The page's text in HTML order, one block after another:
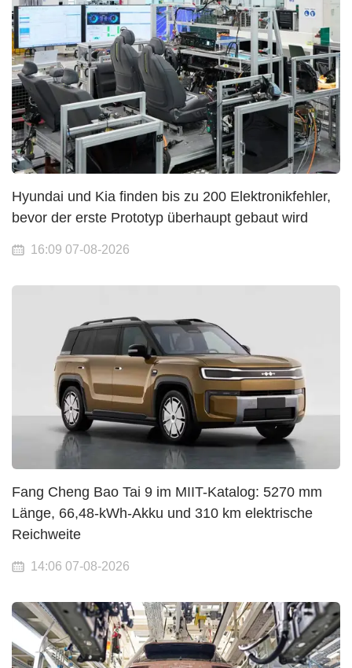
Hyundai und Kia finden bis zu 200 Elektronikfehler,
bevor der erste Prototyp überhaupt gebaut wird
16:09 07-08-2026
Fang Cheng Bao Tai 9 im MIIT-Katalog: 5270 mm
Länge, 66,48-kWh-Akku und 310 km elektrische
Reichweite
14:06 07-08-2026